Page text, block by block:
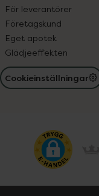
För leverantörer
Företagskund
Eget apotek
Glädjeeffekten
Cookieinställningar